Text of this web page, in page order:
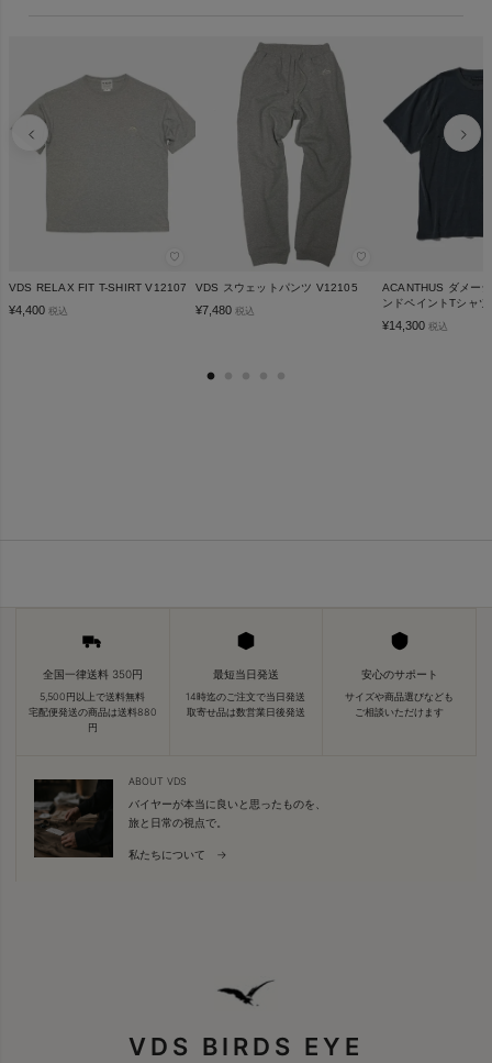
♡
VDS RELAX FIT T-SHIRT V12107
¥4,400 税込
♡
VDS スウェットパンツ V12105
¥7,480 税込
ACANTHUS ダメー
ンドペイントTシャ
¥14,300 税込
全国一律送料 350円
5,500円以上で送料無料
宅配便発送の商品は送料880
円
最短当日発送
14時迄のご注文で当日発送
取寄せ品は数営業日後発送
安心のサポート
サイズや商品選びなども
ご相談いただけます
ABOUT VDS
バイヤーが本当に良いと思ったものを、
旅と日常の視点で。
私たちについて →
VDS BIRDS EYE